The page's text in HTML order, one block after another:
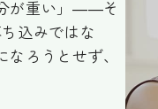
が重い」——そ
込みではな
ろうとせず、